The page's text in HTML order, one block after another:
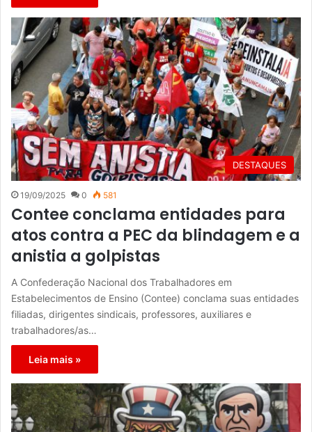
DESTAQUES
19/09/2025 0 581
Contee conclama entidades para
atos contra a PEC da blindagem e a
anistia a golpistas
A Confederação Nacional dos Trabalhadores em
Estabelecimentos de Ensino (Contee) conclama suas entidades
filiadas, dirigentes sindicais, professores, auxiliares e
trabalhadores/as…
Leia mais »